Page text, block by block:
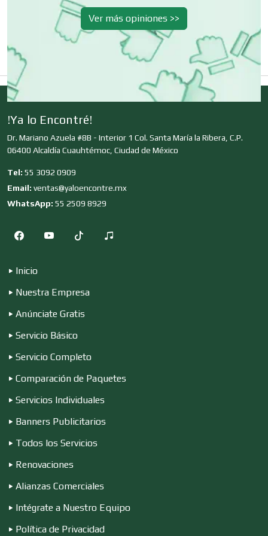
Clínicas de Rehabilitación
Clínicas y Hospitales
Clubes Deportivos
Cocinas Integrales
Combustibles y Lubricantes
Compresores de aire
Conferencias Empresariales
Construcciones en General
Contadores
Control de Plagas
Conversiones Automotrices
Ver más opiniones >>
!Ya lo Encontré!
Dr. Mariano Azuela #8B - Interior 1 Col. Santa María la Ribera, C.P.
06400 Alcaldía Cuauhtémoc, Ciudad de México
Tel: 55 3092 0909
Email: ventas@yaloencontre.mx
WhatsApp: 55 2509 8929
Inicio
Nuestra Empresa
Anúnciate Gratis
Servicio Básico
Servicio Completo
Comparación de Paquetes
Servicios Individuales
Banners Publicitarios
Todos los Servicios
Renovaciones
Alianzas Comerciales
Intégrate a Nuestro Equipo
Política de Privacidad